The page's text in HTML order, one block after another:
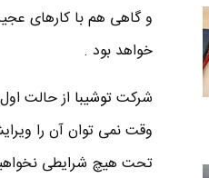
و گاهی هم با کارهای
خواهد بود .
شرکتتوشیبا
تحت هیچ شرایطی